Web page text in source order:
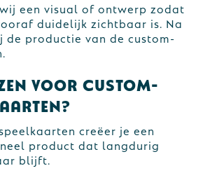
een visual of ontwerp zodat
duidelijk zichtbaar is. Na
productie van de custom-
voor custom-
creëer je een
product dat langdurig
blijft.